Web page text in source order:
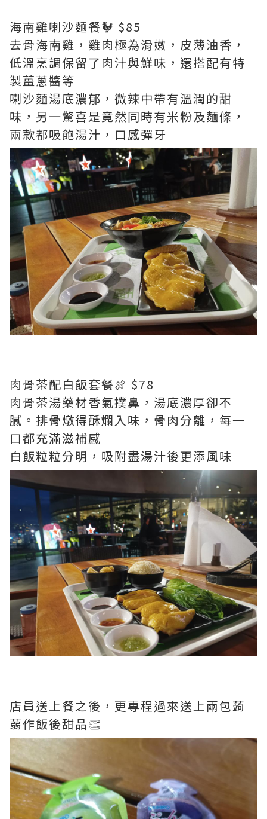
海南雞喇沙麵餐🐓 $85
去骨海南雞，雞肉極為滑嫩，皮薄油香，
低溫烹調保留了肉汁與鮮味，還搭配有特
製薑蔥醬等
喇沙麵湯底濃郁，微辣中帶有溫潤的甜
味，另一驚喜是竟然同時有米粉及麵條，
兩款都吸飽湯汁，口感彈牙
肉骨茶配白飯套餐🍖 $78
肉骨茶湯藥材香氣撲鼻，湯底濃厚卻不
膩。排骨燉得酥爛入味，骨肉分離，每一
口都充滿滋補感
白飯粒粒分明，吸附盡湯汁後更添風味
店員送上餐之後，更專程過來送上兩包蒟
蒻作飯後甜品👏